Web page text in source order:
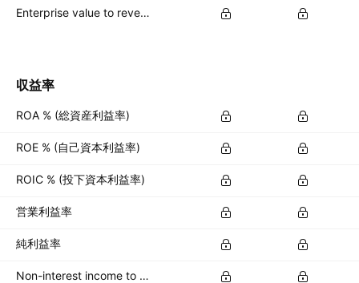
Enterprise value to revenue forward
収益率
ROA % (総資産利益率)
ROE % (自己資本利益率)
ROIC % (投下資本利益率)
営業利益率
純利益率
Non-interest income to total revenue %